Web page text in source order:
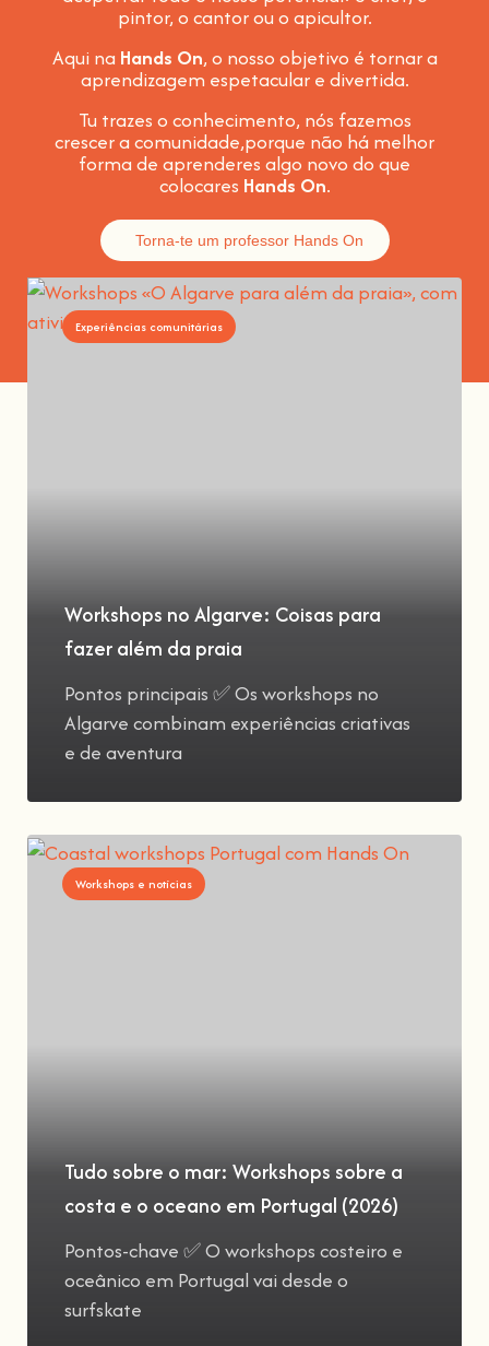
pintor, o cantor ou o apicultor.
Aqui na Hands On, o nosso objetivo é tornar a
aprendizagem espetacular e divertida.
Tu trazes o conhecimento, nós fazemos
crescer a comunidade,porque não há melhor
forma de aprenderes algo novo do que
colocares Hands On.
Torna-te um professor Hands On
Experiências comunitárias
Workshops no Algarve: Coisas para
fazer além da praia
Pontos principais ✅ Os workshops no
Algarve combinam experiências criativas
e de aventura
Workshops e notícias
Tudo sobre o mar: Workshops sobre a
costa e o oceano em Portugal (2026)
Pontos-chave ✅ O workshops costeiro e
oceânico em Portugal vai desde o
surfskate